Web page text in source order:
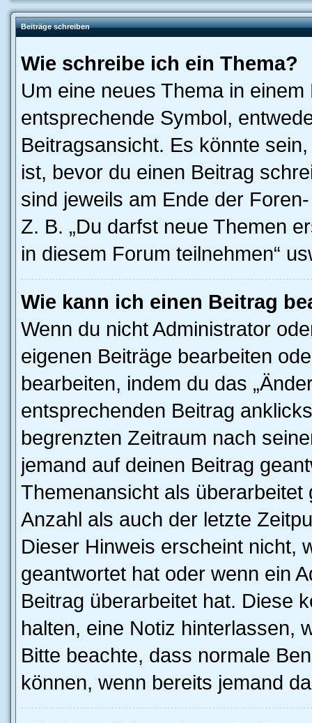
Beiträge schreiben
Wie schreibe ich ein Thema?
Um eine neues Thema in
entsprechende Symbol,
Beitragsansicht. Es könnte
ist, bevor du einen Beitrag
sind jeweils am Ende der
Z. B. „Du darfst neue Themen
in diesem Forum teilnehmen“
Wie kann ich einen Beitrag
Wenn du nicht Administrator
eigenen Beiträge bearbeiten
bearbeiten, indem du das
entsprechenden Beitrag
begrenzten Zeitraum nach
jemand auf deinen Beitrag
Themenansicht als
Anzahl als auch der letzte
Dieser Hinweis erscheint nicht,
geantwortet hat oder wenn ein
Beitrag überarbeitet hat. Diese
halten, eine Notiz hinterlassen,
Bitte beachte, dass normale
können, wenn bereits jemand